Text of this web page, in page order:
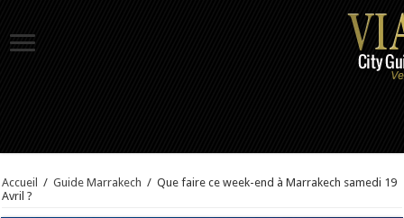
Accueil / Guide Marrakech / Que faire ce week-end à Marrakech samedi 19
Avril ?